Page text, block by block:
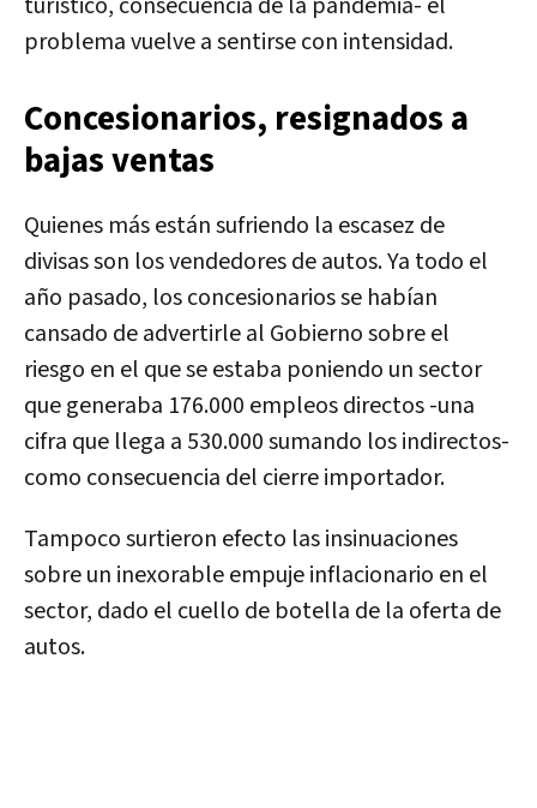
turístico, consecuencia de la pandemia- el
problema vuelve a sentirse con intensidad.
Concesionarios, resignados a
bajas ventas
Quienes más están sufriendo la escasez de
divisas son los vendedores de autos. Ya todo el
año pasado, los concesionarios se habían
cansado de advertirle al Gobierno sobre el
riesgo en el que se estaba poniendo un sector
que generaba 176.000 empleos directos -una
cifra que llega a 530.000 sumando los indirectos-
como consecuencia del cierre importador.
Tampoco surtieron efecto las insinuaciones
sobre un inexorable empuje inflacionario en el
sector, dado el cuello de botella de la oferta de
autos.